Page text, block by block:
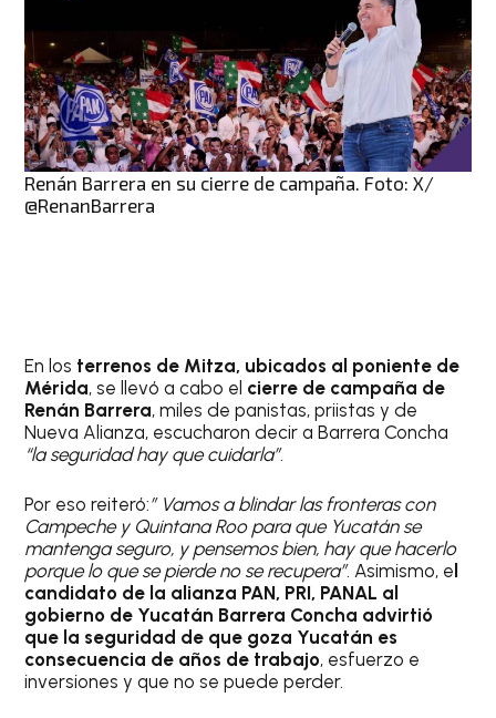
Renán Barrera en su cierre de campaña. Foto: X/
@RenanBarrera
En los terrenos de Mitza, ubicados al poniente de
Mérida, se llevó a cabo el cierre de campaña de
Renán Barrera, miles de panistas, priistas y de
Nueva Alianza, escucharon decir a Barrera Concha
“la seguridad hay que cuidarla”.
Por eso reiteró:” Vamos a blindar las fronteras con
Campeche y Quintana Roo para que Yucatán se
mantenga seguro, y pensemos bien, hay que hacerlo
porque lo que se pierde no se recupera”. Asimismo, e
candidato de la alianza PAN, PRI, PANAL al
gobierno de Yucatán Barrera Concha advirtió
que la seguridad de que goza Yucatán es
consecuencia de años de trabajo, esfuerzo e
inversiones y que no se puede perder.